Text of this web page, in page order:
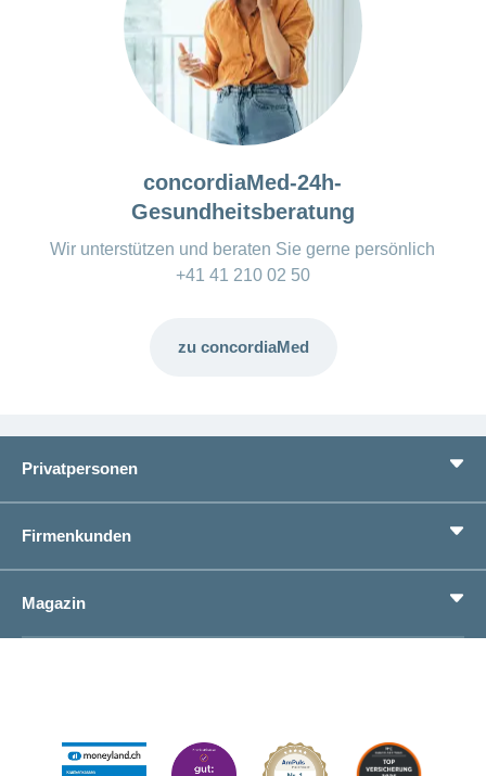
concordiaMed-24h-
Gesundheitsberatung
Wir unterstützen und beraten Sie gerne persönlich
+41 41 210 02 50
zu concordiaMed
Privatpersonen
Lebenssituationen
Service
Sparen
Firmenkunden
Betriebliches Gesundheitsmanagement
Einheitliches Lohnmeldeverfahren ELM
Magazin